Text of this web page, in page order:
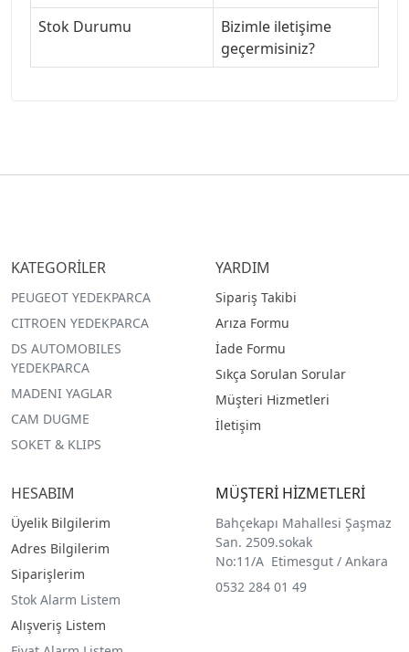
Stok Durumu
Bizimle iletişime
geçermisiniz?
KATEGORİLER
PEUGEOT YEDEKPARCA
CITROEN YEDEKPARCA
DS AUTOMOBILES
YEDEKPARCA
MADENI YAGLAR
CAM DUGME
SOKET & KLIPS
YARDIM
Sipariş Takibi
Arıza Formu
İade Formu
Sıkça Sorulan Sorular
Müşteri Hizmetleri
İletişim
HESABIM
Üyelik Bilgilerim
Adres Bilgilerim
Siparişlerim
Stok Alarm Listem
Alışveriş Listem
MÜŞTERİ HİZMETLERİ
Bahçekapı Mahallesi Şaşmaz
San. 2509.sokak
No:11/A Etimesgut / Ankara
0532 284 01 49